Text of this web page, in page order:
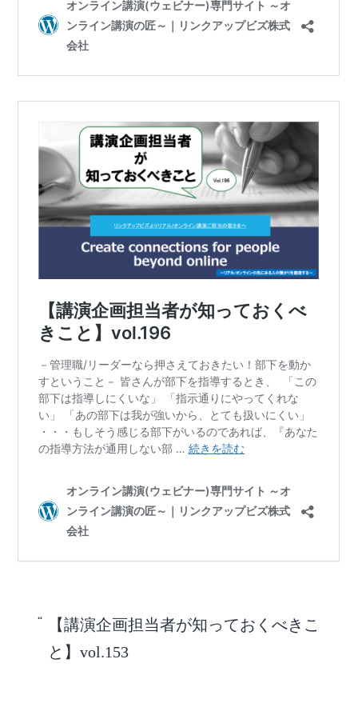
【講演企画担当者が知っておくべきこ
と】vol.153